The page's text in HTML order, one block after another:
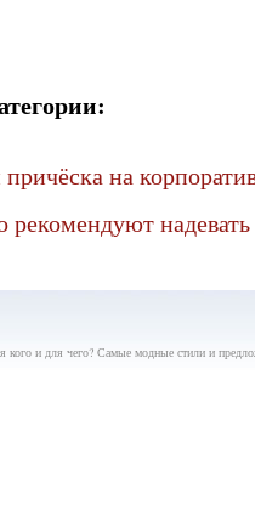
на
и для чего? Самые модные стили и